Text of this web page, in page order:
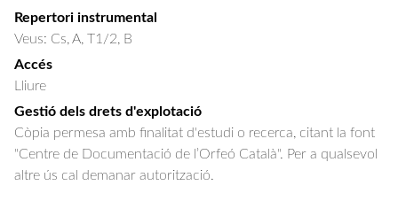
Repertori instrumental
Veus: Cs, A, T1/2, B
Accés
Lliure
Gestió dels drets d'explotació
Còpia permesa amb finalitat d'estudi o recerca, citant la font
"Centre de Documentació de l’Orfeó Català". Per a qualsevol
altre ús cal demanar autorització.